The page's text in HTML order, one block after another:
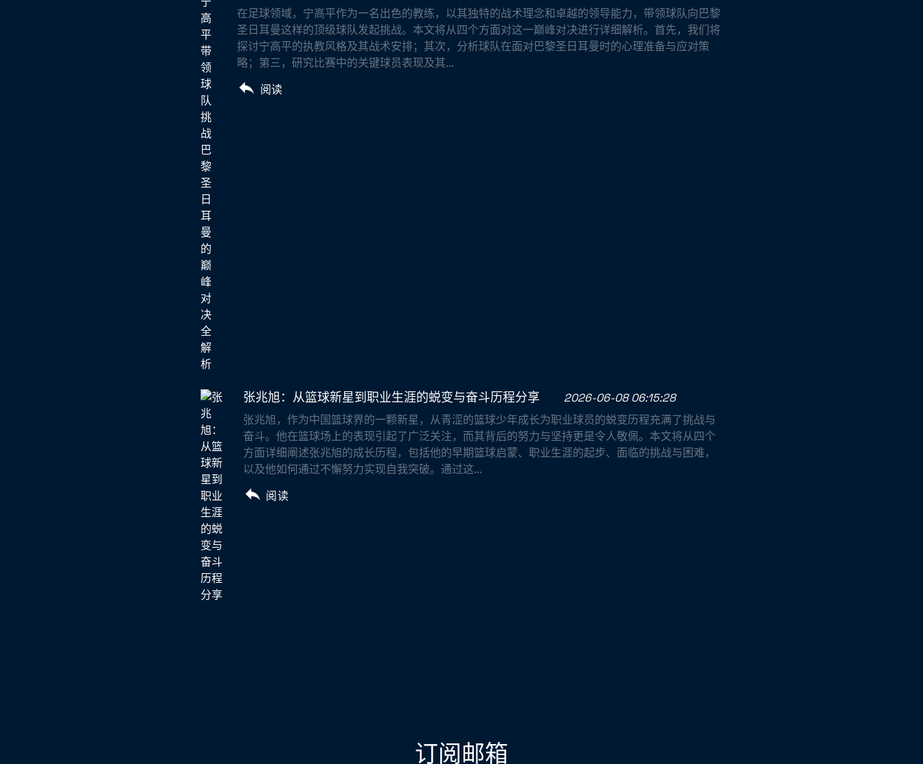
在足球领域，宁高平作为一名出色的教练，以其独特的战术理念和卓越的领导能力，带领球队向巴黎
圣日耳曼这样的顶级球队发起挑战。本文将从四个方面对这一巅峰对决进行详细解析。首先，我们将
探讨宁高平的执教风格及其战术安排；其次，分析球队在面对巴黎圣日耳曼时的心理准备与应对策
略；第三，研究比赛中的关键球员表现及其...
阅读
张兆旭：从篮球新星到职业生涯的蜕变与奋斗历程分享
2026-06-08 06:15:28
张兆旭，作为中国篮球界的一颗新星，从青涩的篮球少年成长为职业球员的蜕变历程充满了挑战与
奋斗。他在篮球场上的表现引起了广泛关注，而其背后的努力与坚持更是令人敬佩。本文将从四个
方面详细阐述张兆旭的成长历程，包括他的早期篮球启蒙、职业生涯的起步、面临的挑战与困难，
以及他如何通过不懈努力实现自我突破。通过这...
阅读
订阅邮箱